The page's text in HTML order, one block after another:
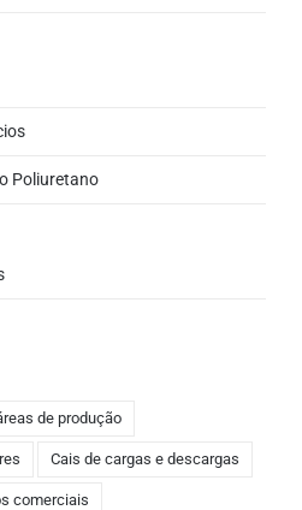
Poliuretano
de produção
Cais de cargas e descargas
comerciais